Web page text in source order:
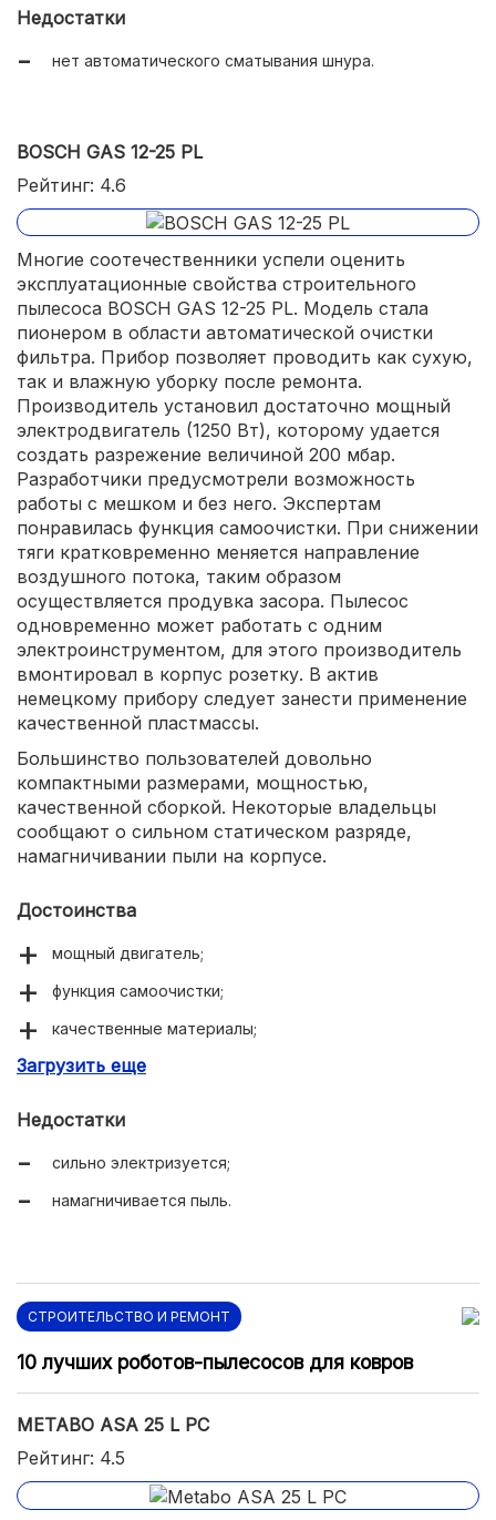
Недостатки
нет автоматического сматывания шнура.
BOSCH GAS 12-25 PL
Рейтинг: 4.6
Многие соотечественники успели оценить
эксплуатационные свойства строительного
пылесоса BOSCH GAS 12-25 PL. Модель стала
пионером в области автоматической очистки
фильтра. Прибор позволяет проводить как сухую,
так и влажную уборку после ремонта.
Производитель установил достаточно мощный
электродвигатель (1250 Вт), которому удается
создать разрежение величиной 200 мбар.
Разработчики предусмотрели возможность
работы с мешком и без него. Экспертам
понравилась функция самоочистки. При снижении
тяги кратковременно меняется направление
воздушного потока, таким образом
осуществляется продувка засора. Пылесос
одновременно может работать с одним
электроинструментом, для этого производитель
вмонтировал в корпус розетку. В актив
немецкому прибору следует занести применение
качественной пластмассы.
Большинство пользователей довольно
компактными размерами, мощностью,
качественной сборкой. Некоторые владельцы
сообщают о сильном статическом разряде,
намагничивании пыли на корпусе.
Достоинства
мощный двигатель;
функция самоочистки;
качественные материалы;
компактные размеры.
Загрузить еще
Недостатки
сильно электризуется;
намагничивается пыль.
СТРОИТЕЛЬСТВО И РЕМОНТ
10 лучших роботов-пылесосов для ковров
METABO ASA 25 L PC
Рейтинг: 4.5